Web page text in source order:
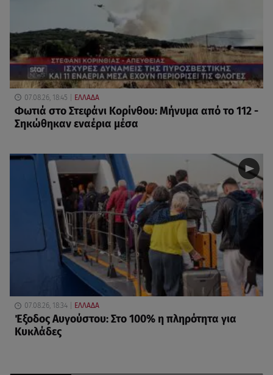
07.08.26, 18:45 ΕΛΛΑΔΑ
Φωτιά στο Στεφάνι Κορίνθου: Μήνυμα από το 112 -
Σηκώθηκαν εναέρια μέσα
07.08.26, 18:34 ΕΛΛΑΔΑ
Έξοδος Αυγούστου: Στο 100% η πληρότητα για
Κυκλάδες